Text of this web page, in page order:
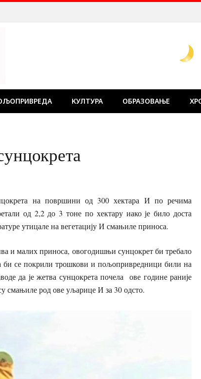
КУЛТУРА ОБРАЗОВАЊЕ
на површини од 300 хектара И по речима
од 2,2 до 3 тоне по хектару иако је било доста
утицале на вегетацију И смањиле приноса.
и малих приноса, овогодишњи сунцокрет би требало
би се покрили трошкови и пољопривредници били на
да је жетва сунцокрета почела ове године раније
смањиле род ове уљарице И за 30 одсто.